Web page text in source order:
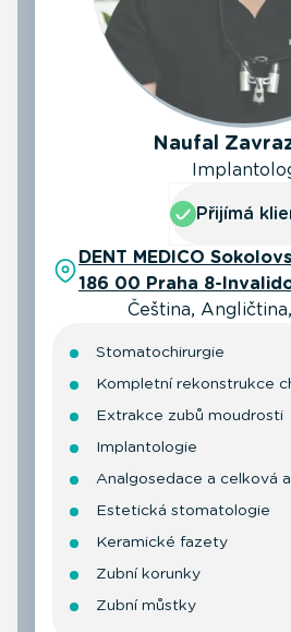
Naufal
Přijímá
DENT MEDICO
186 00 Praha 8-
Čeština,
Stomatochirurgie
Kompletní rekonstrukce
Extrakce zubů moudrosti
Implantologie
Analgosedace a celková
Estetická stomatologie
Keramické fazety
Zubní korunky
Zubní můstky